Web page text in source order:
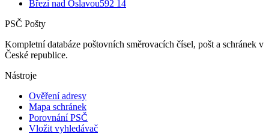
Březí nad Oslavou592 14
PSČ Pošty
Kompletní databáze poštovních směrovacích čísel, pošt a schránek v
České republice.
Nástroje
Ověření adresy
Mapa schránek
Porovnání PSČ
Vložit vyhledávač